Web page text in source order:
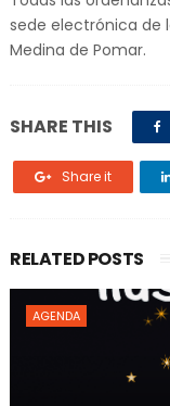
sede electrónica de
Medina de Pomar.
SHARE THIS
Share it
RELATED POSTS
AGENDA